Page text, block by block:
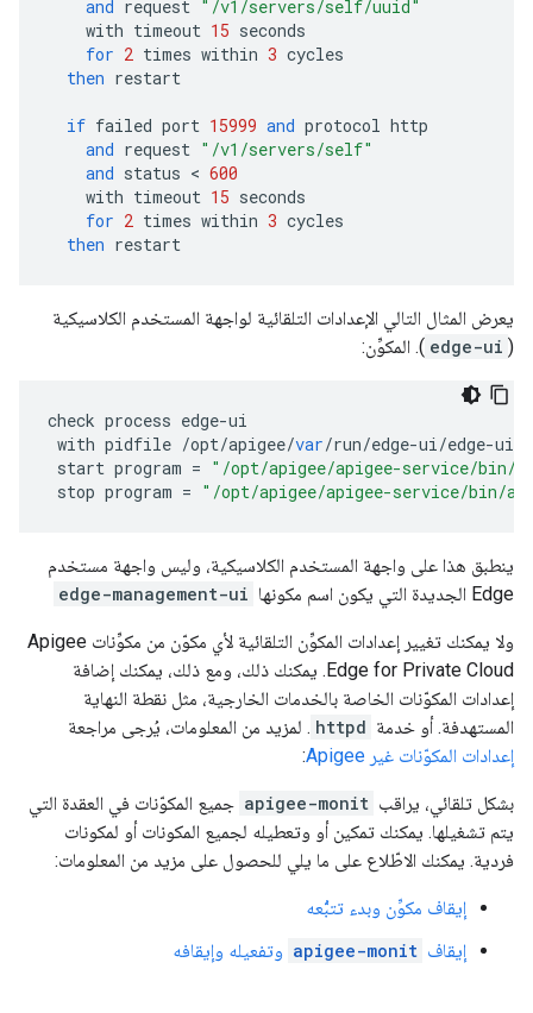
and request "/v1/servers/self/uuid"
with timeout 15 seconds
for 2 times within 3 cycles
then restart
if failed port 15999 and protocol http
and request "/v1/servers/self"
and status < 600
with timeout 15 seconds
for 2 times within 3 cycles
then restart
يعرض المثال التالي الإعدادات التلقائية لواجهة المستخدم الكلاسيكية
(
edge-ui ). المكوِّن:
check process edge-ui
with pidfile /opt/apigee/var/run/edge-ui/edge-ui
start program = "/opt/apigee/apigee-service/bin/
stop program = "/opt/apigee/apigee-service/bin/
ينطبق هذا على واجهة المستخدم الكلاسيكية، وليس واجهة مستخدم
Edge الجديدة التي يكون اسم مكونها
edge-management-ui
ولا يمكنك تغيير إعدادات المكوِّن التلقائية لأي مكوّن من مكوِّنات Apigee
Edge for Private Cloud. يمكنك ذلك، ومع ذلك، يمكنك إضافة
إعدادات المكوّنات الخاصة بالخدمات الخارجية، مثل نقطة النهاية
المستهدفة. أو خدمة httpd . لمزيد من المعلومات، يُرجى مراجعة
إعدادات المكوّنات غير Apigee
:
بشكل تلقائي، يراقب apigee-monit جميع المكوّنات في العقدة التي
يتم تشغيلها. يمكنك تمكين أو وتعطيله لجميع المكونات أو لمكونات
فردية. يمكنك الاطّلاع على ما يلي للحصول على مزيد من المعلومات:
إيقاف مكوِّن وبدء تتبُّعه
إيقاف apigee-monit وتفعيله وإيقافه